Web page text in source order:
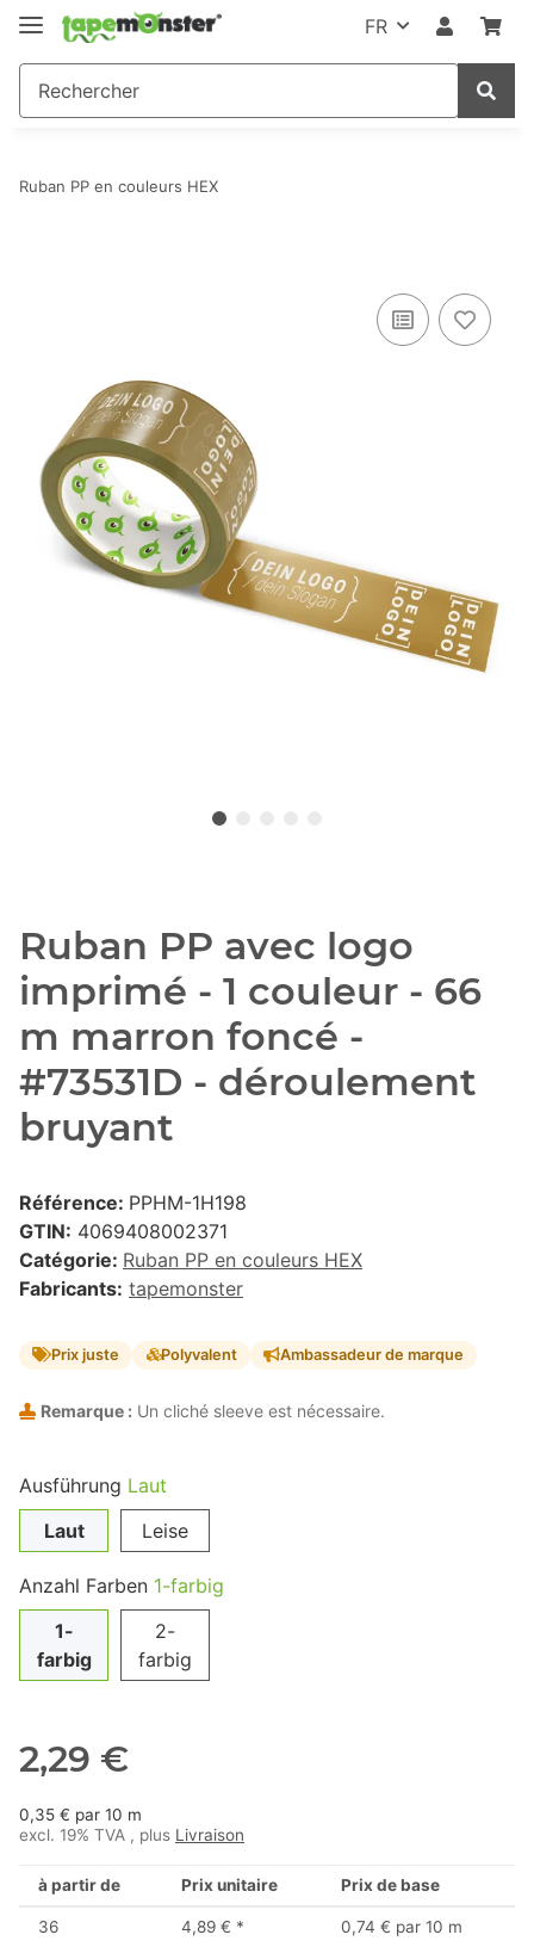
FR
Ruban PP en couleurs HEX
Ruban PP avec logo
imprimé - 1 couleur - 66
m marron foncé -
#73531D - déroulement
bruyant
Référence: PPHM-1H198
GTIN: 4069408002371
Catégorie: Ruban PP en couleurs HEX
Fabricants: tapemonster
Prix juste Polyvalent Ambassadeur de marque
Remarque : Un cliché sleeve est nécessaire.
Ausführung Laut
Laut
Leise
Anzahl Farben 1-farbig
1-
farbig
2-
farbig
2,29 €
0,35 € par 10 m
excl. 19% TVA , plus Livraison
à partir de Prix unitaire Prix de base
36 4,89 € * 0,74 € par 10 m